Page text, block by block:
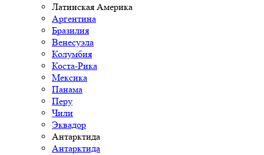
Латинская Америка
Аргентина
Бразилия
Венесуэла
Колумбия
Коста-Рика
Мексика
Панама
Перу
Чили
Эквадор
Антарктида
Антарктида